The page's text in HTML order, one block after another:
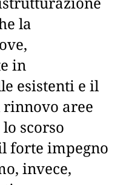
la
in
esistenti e il
aree
scorso
forte impegno
invece,